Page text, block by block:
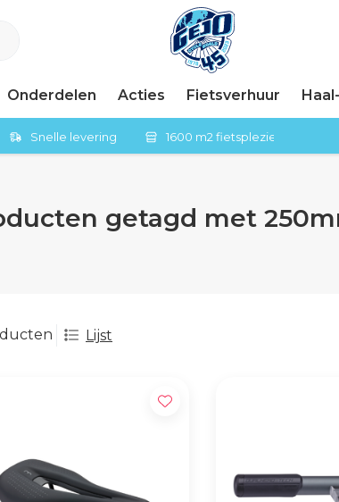
Onderdelen Acties Fietsverhuur
Snelle levering 1600 m2 fietsplezier in Tiel
getagd met
Lijst